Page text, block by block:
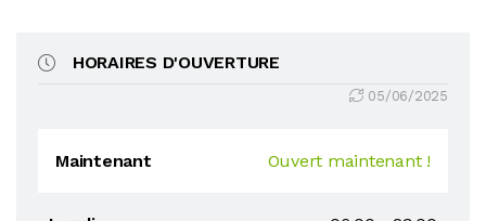
HORAIRES D'OUVERTURE
05/06/2025
Maintenant Ouvert maintenant !